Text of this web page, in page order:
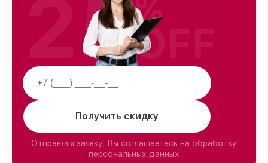
Получить скидку
Отправляя заявку, Вы соглашаетесь на обработку
персональных данных
25%
OFF